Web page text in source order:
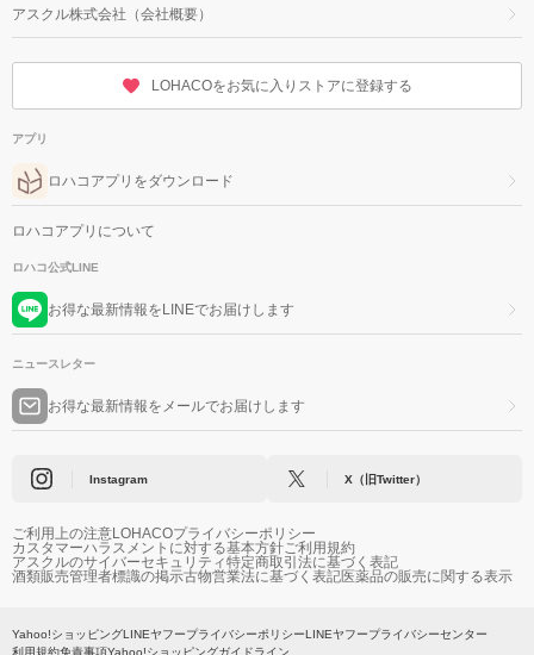
アスクル株式会社（会社概要）
LOHACOをお気に入りストアに登録する
アプリ
ロハコアプリをダウンロード
ロハコアプリについて
ロハコ公式LINE
お得な最新情報をLINEでお届けします
ニュースレター
お得な最新情報をメールでお届けします
Instagram X（旧Twitter）
ご利用上の注意LOHACOプライバシーポリシー
カスタマーハラスメントに対する基本方針ご利用規約
アスクルのサイバーセキュリティ特定商取引法に基づく表記
酒類販売管理者標識の掲示古物営業法に基づく表記医薬品の販売に関する表示
Yahoo!ショッピングLINEヤフープライバシーポリシーLINEヤフープライバシーセンター